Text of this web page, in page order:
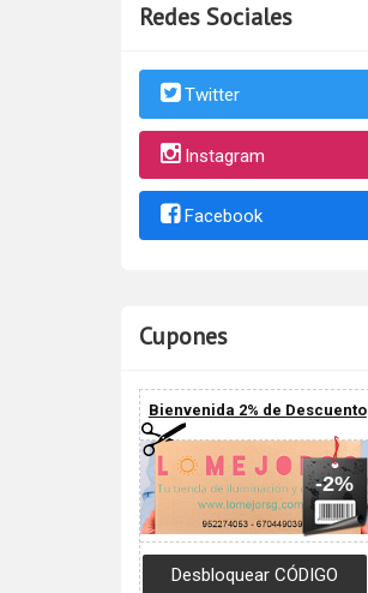
Redes Sociales
Twitter
Instagram
Facebook
Cupones
Bienvenida 2% de Descuento
-2%